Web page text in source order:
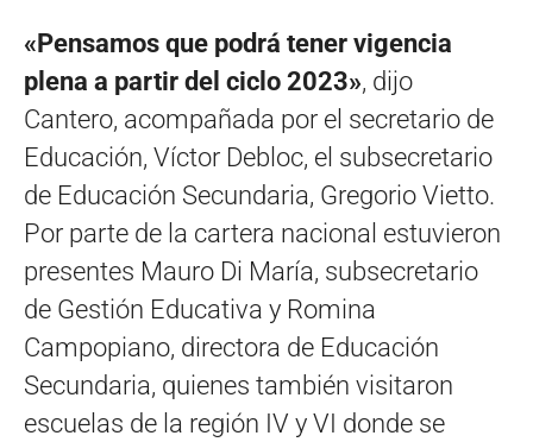
«Pensamos que podrá tener vigencia
plena a partir del ciclo 2023», dijo
Cantero, acompañada por el secretario de
Educación, Víctor Debloc, el subsecretario
de Educación Secundaria, Gregorio Vietto.
Por parte de la cartera nacional estuvieron
presentes Mauro Di María, subsecretario
de Gestión Educativa y Romina
Campopiano, directora de Educación
Secundaria, quienes también visitaron
escuelas de la región IV y VI donde se